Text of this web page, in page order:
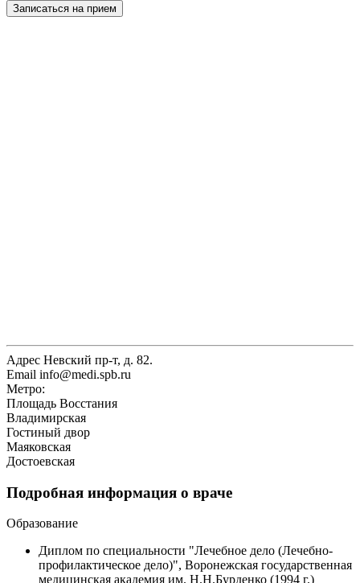
Записаться на прием
Адрес Невский пр-т, д. 82.
Email info@medi.spb.ru
Метро:
Площадь Восстания
Владимирская
Гостиный двор
Маяковская
Достоевская
Подробная информация о враче
Образование
Диплом по специальности "Лечебное дело (Лечебно-
профилактическое дело)", Воронежская государственная
медицинская академия им. Н.Н.Бурденко (1994 г.)